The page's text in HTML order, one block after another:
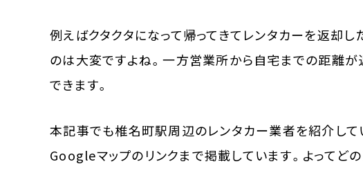
例えばクタクタになって帰ってきてレンタカーを返却
のは大変ですよね。一方営業所から自宅までの距離が
できます。
本記事でも椎名町駅周辺のレンタカー業者を紹介し
Googleマップのリンクまで掲載しています。よってど